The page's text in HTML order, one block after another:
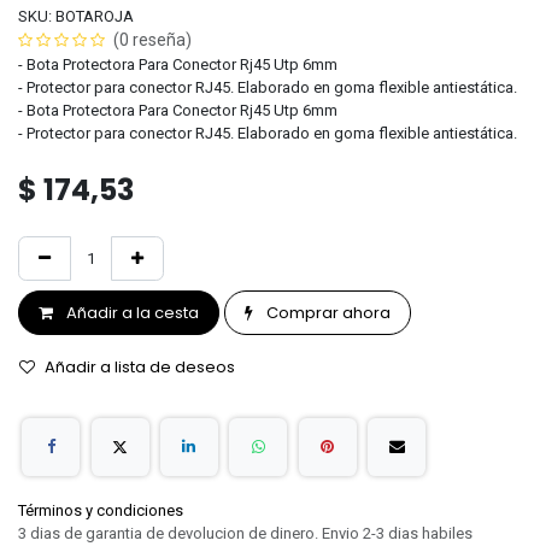
SKU: BOTAROJA
(0 reseña)
- Bota Protectora Para Conector Rj45 Utp 6mm
- Protector para conector RJ45. Elaborado en goma flexible antiestática.
- Bota Protectora Para Conector Rj45 Utp 6mm
- Protector para conector RJ45. Elaborado en goma flexible antiestática.
$ 174,53
Añadir a la cesta Comprar ahora
Añadir a lista de deseos
Términos y condiciones
3 dias de garantia de devolucion de dinero. Envio 2-3 dias habiles